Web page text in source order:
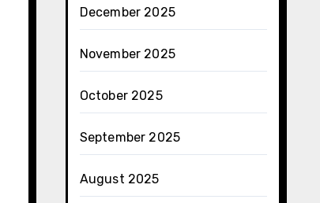
December 2025
November 2025
October 2025
September 2025
August 2025